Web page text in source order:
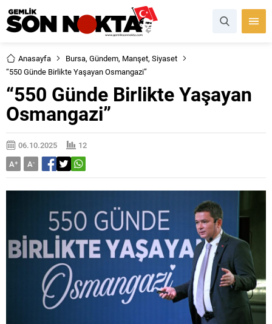
Anasayfa Bursa, Gündem, Manşet, Siyaset
“550 Günde Birlikte Yaşayan Osmangazi”
“550 Günde Birlikte Yaşayan
Osmangazi”
06.10.2025
12
A+ A-